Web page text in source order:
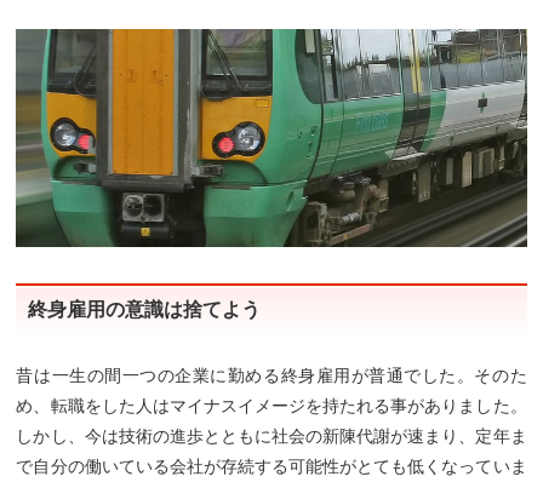
終身雇用の意識は捨てよう
昔は一生の間一つの企業に勤める終身雇用が普通でした。そのた
め、転職をした人はマイナスイメージを持たれる事がありました。
しかし、今は技術の進歩とともに社会の新陳代謝が速まり、定年ま
で自分の働いている会社が存続する可能性がとても低くなっていま